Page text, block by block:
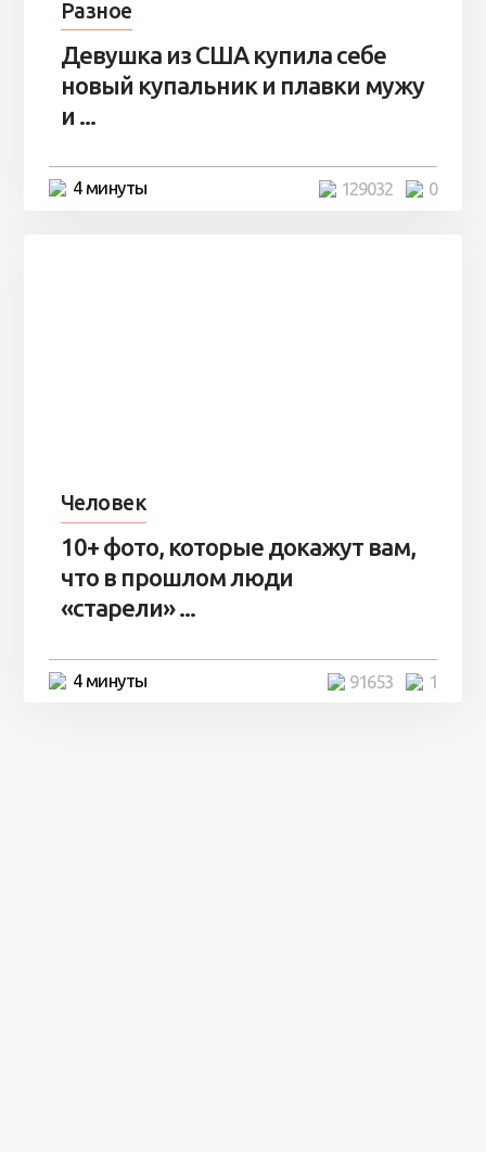
Разное
Девушка из США купила себе
новый купальник и плавки мужу
и ...
4 минуты 0
129032
Человек
10+ фото, которые докажут вам,
что в прошлом люди
«старели» ...
4 минуты 1
91653